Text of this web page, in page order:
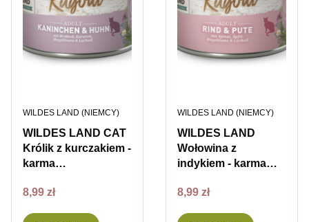
WILDES LAND CAT
Królik z kurczakiem -
karma
kotów - 180 g
PRODUCENT
WILDES LAND (NIEMCY)
Cena
8,99 zł
WILDES LAND
Wołowina z
indykiem - karma
kotów - 180 g
PRODUCENT
WILDES LAND (NIEMCY)
Cena
8,99 zł